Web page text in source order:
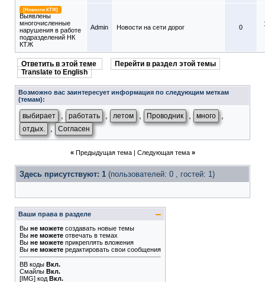
[Новости КТЖ]
Выявлены
многочисленные
нарушения в работе
подразделений НК
КТЖ
Admin Новости на сети дорог 0
Ответить в этой теме
Перейти в раздел этой темы
Translate to English
Возможно вас заинтересует информация по следующим меткам
(темам):
выбирает работать летом Проводник много
отдых. , Согласен
« Предыдущая тема| Следующая тема »
Здесь присутствуют: 1 (пользователей: 0 , гостей: 1)
Ваши права в разделе
Вы не можете создавать новые темы
Вы не можете отвечать в темах
Вы не можете прикреплять вложения
Вы не можете редактировать свои сообщения
BB коды Вкл.
Смайлы Вкл.
[IMG] код Вкл.